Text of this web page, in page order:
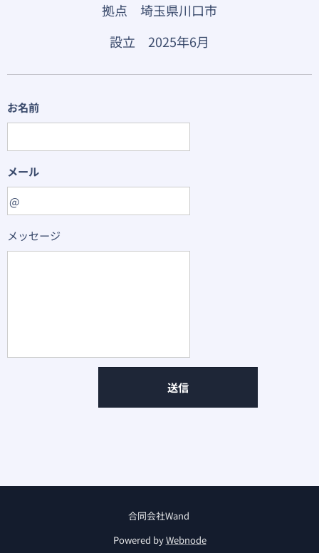
拠点 埼玉県川口市
設立 2025年6月
お名前
メール
メッセージ
送信
合同会社Wand
Powered byWebnode